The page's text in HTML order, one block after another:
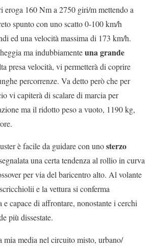
160 Nm a 2750 giri/m mettendo a
spunto con uno scatto 0-100 km/h
ed una velocità massima di 173 km/h.
ma indubbiamenteuna grande
presa velocità, vi permetterà di coprire
percorrenze. Va detto però che per
vi capiterà di scalare di marcia per
ma il ridotto peso a vuoto, 1190 kg,
è facile da guidare con unosterzo
una certa tendenza al rollio in curva
per via del baricentro alto. Al volante
e la vettura si conferma
e capace di affrontare, nonostante i cerchi
più dissestate.
mia media nel circuito misto, urbano/